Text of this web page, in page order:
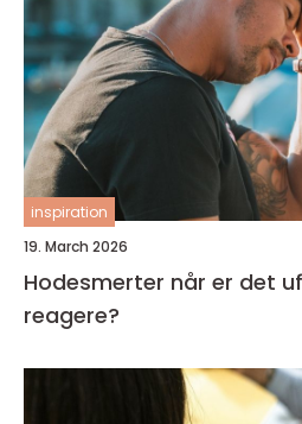
inspiration
19. March 2026
Hodesmerter når er det ufarlig, og når bør du
reagere?